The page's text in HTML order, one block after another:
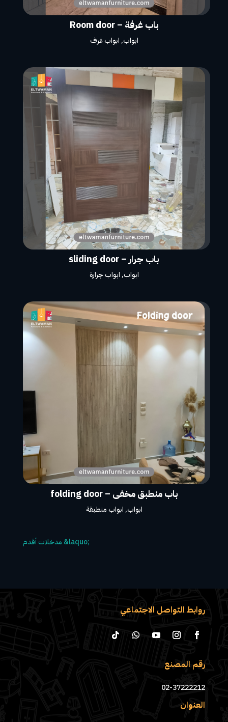
باب غرفة – Room door
ابواب, ابواب غرف
باب جرار – sliding door
ابواب, ابواب جرارة
باب منطبق مخفى – folding door
ابواب, ابواب منطبقة
روابط التواصل الاجتماعي
رقم المصنع
02-37222212
العنوان